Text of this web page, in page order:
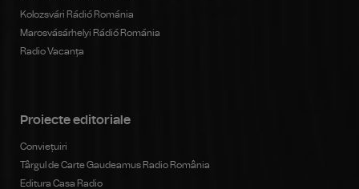
Kolozsvári Rádió Románia
Marosvásárhelyi Rádió Románia
Radio Vacanța
Proiecte editoriale
Conviețuiri
Târgul de Carte Gaudeamus Radio România
Editura Casa Radio